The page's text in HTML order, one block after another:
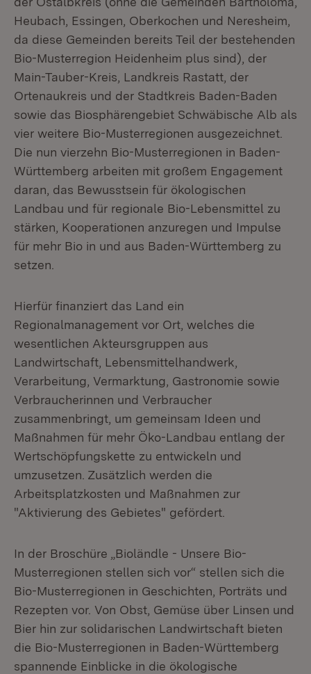
Heubach, Essingen, Oberkochen und Neresheim,
da diese Gemeinden bereits Teil der bestehenden
Bio-Musterregion Heidenheim plus sind), der
Main-Tauber-Kreis, Landkreis Rastatt, der
Ortenaukreis und der Stadtkreis Baden-Baden
sowie das Biosphärengebiet Schwäbische Alb als
vier weitere Bio-Musterregionen ausgezeichnet.
Die nun vierzehn Bio-Musterregionen in Baden-
Württemberg arbeiten mit großem Engagement
daran, das Bewusstsein für ökologischen
Landbau und für regionale Bio-Lebensmittel zu
stärken, Kooperationen anzuregen und Impulse
für mehr Bio in und aus Baden-Württemberg zu
setzen.
Hierfür finanziert das Land ein
Regionalmanagement vor Ort, welches die
wesentlichen Akteursgruppen aus
Landwirtschaft, Lebensmittelhandwerk,
Verarbeitung, Vermarktung, Gastronomie sowie
Verbraucherinnen und Verbraucher
zusammenbringt, um gemeinsam Ideen und
Maßnahmen für mehr Öko-Landbau entlang der
Wertschöpfungskette zu entwickeln und
umzusetzen. Zusätzlich werden die
Arbeitsplatzkosten und Maßnahmen zur
"Aktivierung des Gebietes" gefördert.
In der Broschüre „Bioländle - Unsere Bio-
Musterregionen stellen sich vor“ stellen sich die
Bio-Musterregionen in Geschichten, Porträts und
Rezepten vor. Von Obst, Gemüse über Linsen und
Bier hin zur solidarischen Landwirtschaft bieten
die Bio-Musterregionen in Baden-Württemberg
spannende Einblicke in die ökologische